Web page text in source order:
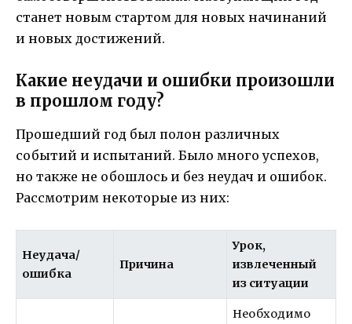
станет новым стартом для новых начинаний
и новых достижений.
Какие неудачи и ошибки произошли
в прошлом году?
Прошедший год был полон различных
событий и испытаний. Было много успехов,
но также не обошлось и без неудач и ошибок.
Рассмотрим некоторые из них:
Неудача/
ошибка
Причина
Урок,
извлеченный
из ситуации
Необходимо